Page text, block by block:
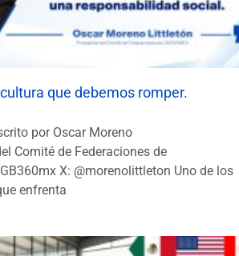
que debemos romper.
por Oscar Moreno
Comité de Federaciones de
X: @morenolittleton Uno de los
enfrenta